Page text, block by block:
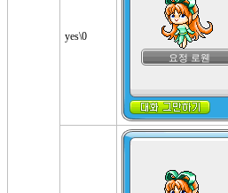
yes\0
요정 로웬